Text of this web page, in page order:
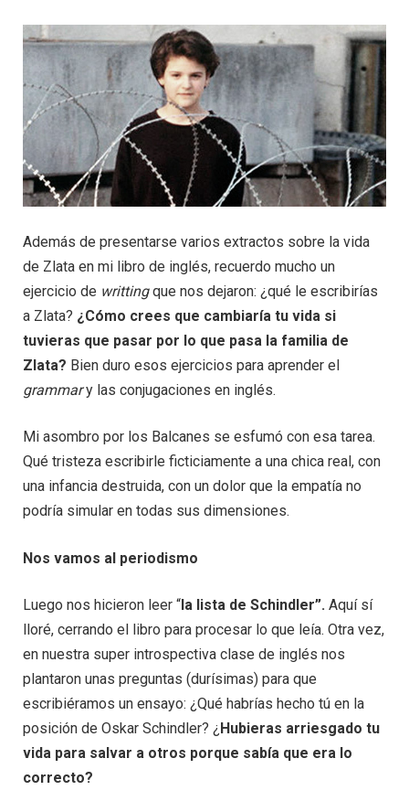
Además de presentarse varios extractos sobre la vida
de Zlata en mi libro de inglés, recuerdo mucho un
ejercicio de writtingque nos dejaron: ¿qué le escribirías
a Zlata? ¿Cómo crees que cambiaría tu vida si
tuvieras que pasar por lo que pasa la familia de
Zlata? Bien duro esos ejercicios para aprender el
grammary las conjugaciones en inglés.
Mi asombro por los Balcanes se esfumó con esa tarea.
Qué tristeza escribirle ficticiamente a una chica real, con
una infancia destruida, con un dolor que la empatía no
podría simular en todas sus dimensiones.
Nos vamos al periodismo
Luego nos hicieron leer “ la lista de Schindler”. Aquí sí
lloré, cerrando el libro para procesar lo que leía. Otra vez,
en nuestra super introspectiva clase de inglés nos
plantaron unas preguntas (durísimas) para que
escribiéramos un ensayo: ¿Qué habrías hecho tú en la
posición de Oskar Schindler? ¿ Hubieras arriesgado tu
vida para salvar a otros porque sabía que era lo
correcto?